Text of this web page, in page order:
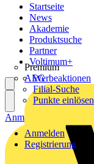
Startseite
News
Akademie
Produktsuche
Partner
Premium
AEG
Voltimum+
Werbeaktionen
Filial-Suche
Punkte einlösen
Anmelden
Registrierung
Anmelden